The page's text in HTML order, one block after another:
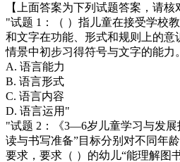
【上面答案为下列试题答案，请核
"试题 1：（ ）指儿童在接受学校
和文字在功能、形式和规则上的意
情景中初步习得符号与文字的能力。
A. 语言能力
B. 语言形式
C. 语言内容
D. 语言运用"
"试题 2：《3—6岁儿童学习与发展
读与书写准备”目标分别对不同年
要求，要求（ ）的幼儿“能理解图